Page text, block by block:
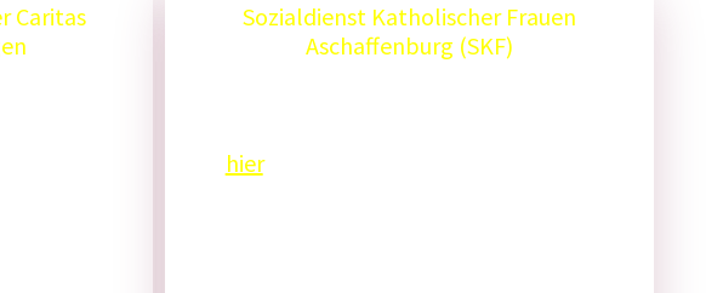
Caritas
Sozialdienst Katholischer Frauen
Aschaffenburg (SKF)
hier.